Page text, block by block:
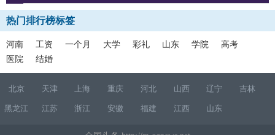
热门排行榜标签
河南 工资 一个月 大学 彩礼 山东 学院
高考
医院
结婚
北京 天津 上海 重庆 河北 山西 辽宁 吉林
黑龙江 江苏 浙江 安徽 福建 江西 山东